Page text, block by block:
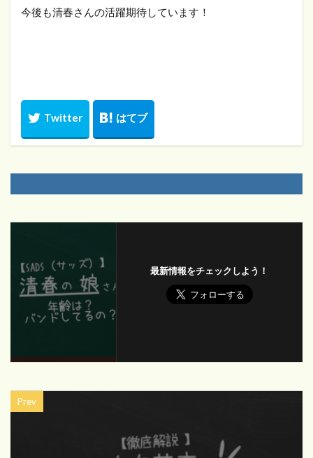
今後も清春さんの活躍期待しています！
最新情報をチェックしよう！
Prev